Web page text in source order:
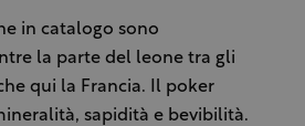
in catalogo sono
la parte del leone tra gli
qui la Francia. Il poker
sapidità e bevibilità.